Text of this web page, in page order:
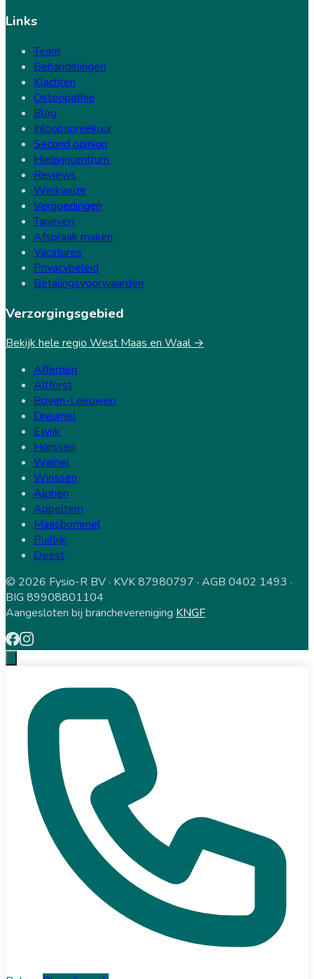
Links
Team
Behandelingen
Klachten
Osteopathie
Blog
Inloopspreekuur
Second opinion
Hielpijncentrum
Reviews
Werkwijze
Vergoedingen
Tarieven
Afspraak maken
Vacatures
Privacybeleid
Betalingsvoorwaarden
Verzorgingsgebied
Bekijk hele regio West Maas en Waal →
Afferden
Altforst
Boven-Leeuwen
Dreumel
Ewijk
Horssen
Wamel
Winssen
Alphen
Appeltern
Maasbommel
Puiflijk
Deest
© 2026 Fysio-R BV · KVK 87980797 · AGB 0402 1493 ·
BIG 89908801104
Aangesloten bij branchevereniging KNGF